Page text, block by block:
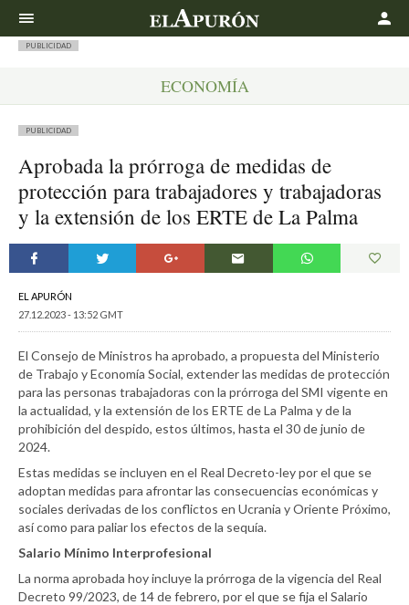
PUBLICIDAD
ECONOMÍA
PUBLICIDAD
Aprobada la prórroga de medidas de
protección para trabajadores y trabajadoras
y la extensión de los ERTE de La Palma
EL APURÓN
27.12.2023 - 13:52 GMT
El Consejo de Ministros ha aprobado, a propuesta del Ministerio
de Trabajo y Economía Social, extender las medidas de protección
para las personas trabajadoras con la prórroga del SMI vigente en
la actualidad, y la extensión de los ERTE de La Palma y de la
prohibición del despido, estos últimos, hasta el 30 de junio de
2024.
Estas medidas se incluyen en el Real Decreto-ley por el que se
adoptan medidas para afrontar las consecuencias económicas y
sociales derivadas de los conflictos en Ucrania y Oriente Próximo,
así como para paliar los efectos de la sequía.
Salario Mínimo Interprofesional
La norma aprobada hoy incluye la prórroga de la vigencia del Real
Decreto 99/2023, de 14 de febrero, por el que se fija el Salario